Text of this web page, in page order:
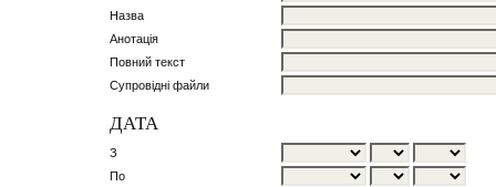
Назва
Анотація
Повний текст
Супровідні файли
ДАТА
З
По